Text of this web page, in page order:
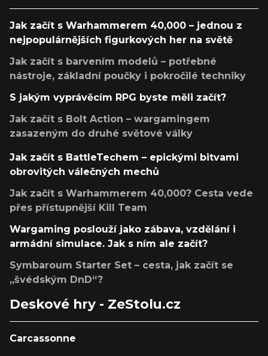
Jak začít s Warhammerem 40,000 – jednou z
nejpopulárnějších figurkových her na světě
Jak začít s barvením modelů – potřebné
nástroje, základní poučky i pokročilé techniky
S jakým vyprávěcím RPG byste měli začít?
Jak začít s Bolt Action – wargamingem
zasazeným do druhé světové války
Jak začít s BattleTechem – epickými bitvami
obrovitých válečných mechů
Jak začít s Warhammerem 40,000? Cesta vede
přes přístupnější Kill Team
Wargaming poslouží jako zábava, vzdělání i
armádní simulace. Jak s ním ale začít?
Symbaroum Starter Set – cesta, jak začít se
„švédským DnD“?
Deskové hry - ZeStolu.cz
Carcassonne